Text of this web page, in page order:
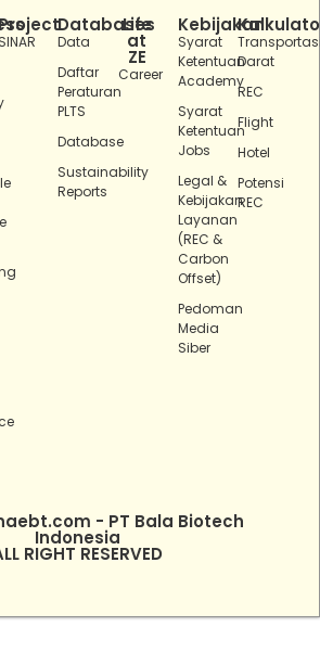
SINAR
Databases
Data
Daftar
Peraturan
PLTS
Database
Sustainability
Reports
Life
at
ZE
Career
Kebijakan
Syarat
Ketentuan
Academy
Syarat
Ketentuan
Jobs
Legal &
Kebijakan
Layanan
(REC &
Carbon
Offset)
Pedoman
Media
Siber
Darat
REC
Flight
Hotel
Potensi
REC
- PT Bala Biotech
Indonesia
RIGHT RESERVED